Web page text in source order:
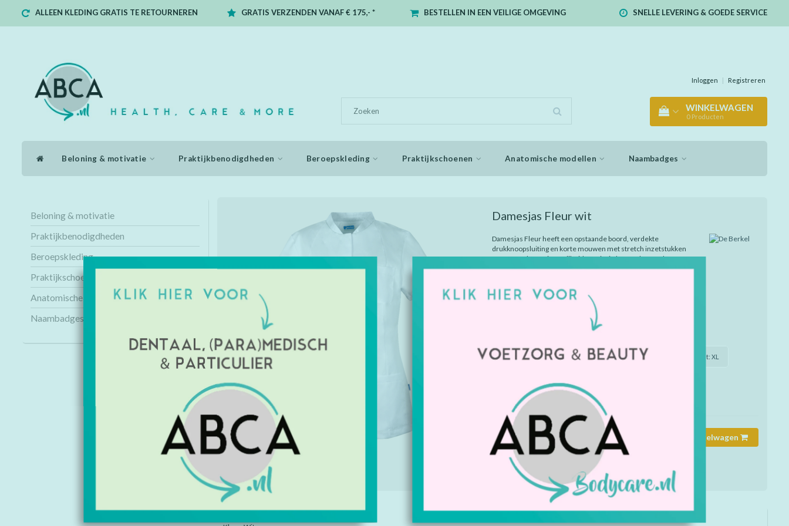
ALLEEN KLEDING GRATIS TE RETOURNEREN GRATIS VERZENDEN VANAF € 175,- * BESTELLEN IN EEN VEILIGE OMGEVING SNELLE LEVERING & GOEDE SERVICE
Inloggen | Registreren
WINKELWAGEN
0 Producten
Beloning & motivatie Praktijkbenodigdheden Beroepskleding Praktijkschoenen Anatomische modellen Naambadges
Beloning & motivatie
Praktijkbenodigdheden
Beroepskleding
Praktijkschoenen
Anatomische modellen
Naambadges
Damesjas Fleur wit
Damesjas Fleur heeft een opstaande boord, verdekte
drukknoopsluiting en korte mouwen met stretch inzetstukken
voor meer bewegingsvrijheid. Het jasje heeft 1 borstzak, 2
zijzakken binnen met sleutel-lus, een rechts met telefoonzak
Artikelnummer:
B4620.001
Op voorraad
Geeft u de juiste maat / soort of kleur aan?
Maat: XS Maat: S Maat: M Maat: XL
€42,65
Excl. btw
Toevoegen aan winkelwagen
INFORMATIE